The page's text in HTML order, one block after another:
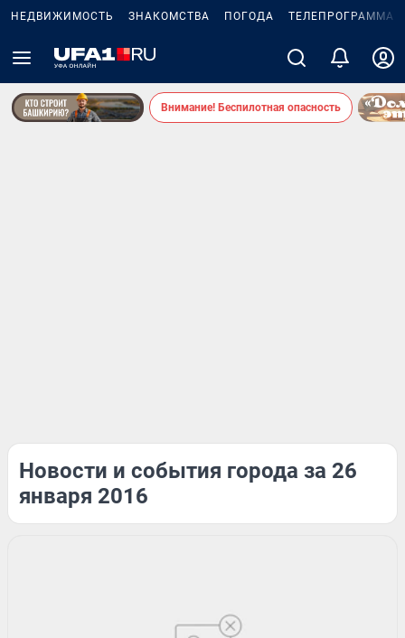
НЕДВИЖИМОСТЬ ЗНАКОМСТВА ПОГОДА ТЕЛЕПРОГРАММА
Внимание! Беспилотная опасность
Новости и события города за 26
января 2016